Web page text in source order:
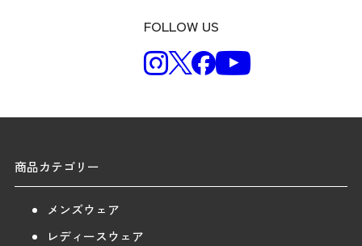
FOLLOW US
商品カテゴリー
メンズウェア
レディースウェア